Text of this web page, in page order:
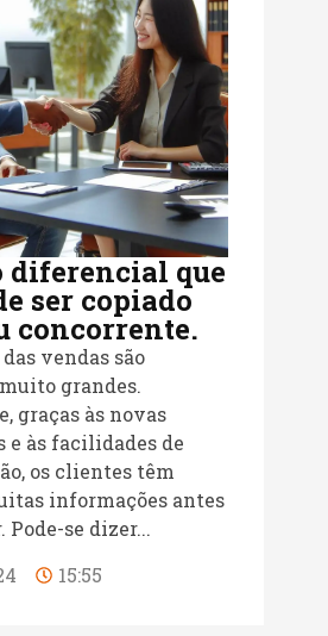
diferencial que
ser copiado
concorrente.
vendas são
grandes.
graças às novas
e às facilidades de
os clientes têm
informações antes
Pode-se dizer...
15:55